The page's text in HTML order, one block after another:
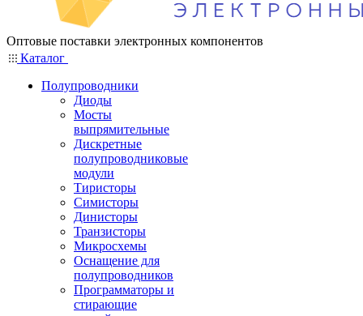
Оптовые поставки электронных компонентов
Каталог
Полупроводники
Диоды
Мосты
выпрямительные
Дискретные
полупроводниковые
модули
Тиристоры
Симисторы
Динисторы
Транзисторы
Микросхемы
Оснащение для
полупроводников
Программаторы и
стирающие